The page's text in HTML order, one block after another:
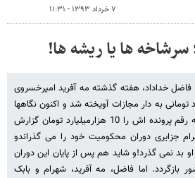
۷ خرداد ۱۳۹۳ - ۱۱:۳۱
ها یا ریشه ها!
خداداد، هفته گذشته مه آفرید امیرخسروی
هزار میلیارد تومانی به دار مجازات آویخته شد و اکنون نگاهها
به سوی بابک زنجانی است که رقم پرونده اش را 10 هزارمیلیارد تومان گزارش
جزایری دوران محکومیت خود را می گذراندو
بد نمی گذرد!و شاید هم پس از پایان این دوران
بازگردد. اما فاضل، مه آفرید، شهرام و بابک